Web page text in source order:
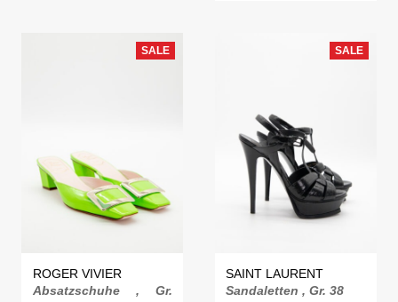
SALE
ROGER VIVIER
Absatzschuhe , Gr.
SALE
SAINT LAURENT
Sandaletten , Gr. 38